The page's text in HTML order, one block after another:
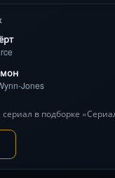
Jones
сериал в подборке